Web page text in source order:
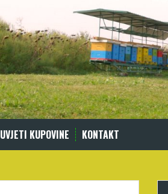
UVJETI KUPOVINE KONTAKT